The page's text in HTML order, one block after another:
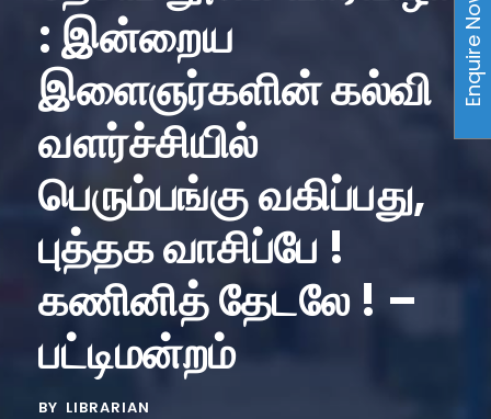
: இன்றைய
இளைஞர்களின் கல்வி
வளர்ச்சியில்
பெரும்பங்கு வகிப்பது,
புத்தக வாசிப்பே !
கணினித் தேடலே ! –
பட்டிமன்றம்
BY LIBRARIAN
Enquire Now